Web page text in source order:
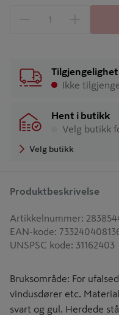
1 produkter
Ikke
Hent i butikk
Velg butikk
Velg butikk
Produktbeskrivelse
Artikkelnummer:
EAN-kode:
UNSPSC kode: 31162403
Bruksområde: For
vindusdører etc.
svart og gul. Herdede